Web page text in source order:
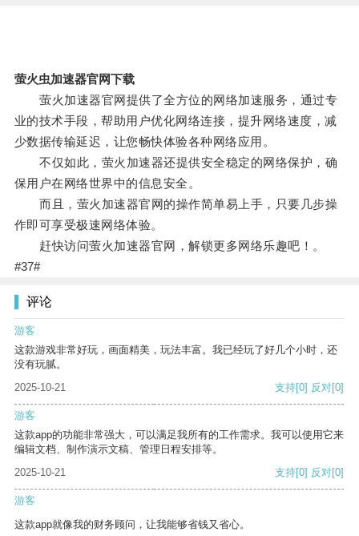
萤火虫加速器官网下载
萤火加速器官网提供了全方位的网络加速服务，通过专
业的技术手段，帮助用户优化网络连接，提升网络速度，减
少数据传输延迟，让您畅快体验各种网络应用。
不仅如此，萤火加速器还提供安全稳定的网络保护，确
保用户在网络世界中的信息安全。
而且，萤火加速器官网的操作简单易上手，只要几步操
作即可享受极速网络体验。
赶快访问萤火加速器官网，解锁更多网络乐趣吧！。
#37#
评论
游客
这款游戏非常好玩，画面精美，玩法丰富。我已经玩了好几个小时，还
没有玩腻。
2025-10-21
支持[0] 反对[0]
游客
这款app的功能非常强大，可以满足我所有的工作需求。我可以使用它来
编辑文档、制作演示文稿、管理日程安排等。
2025-10-21
支持[0] 反对[0]
游客
这款app就像我的财务顾问，让我能够省钱又省心。